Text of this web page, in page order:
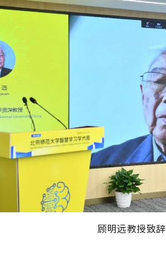
顾明远教授致辞